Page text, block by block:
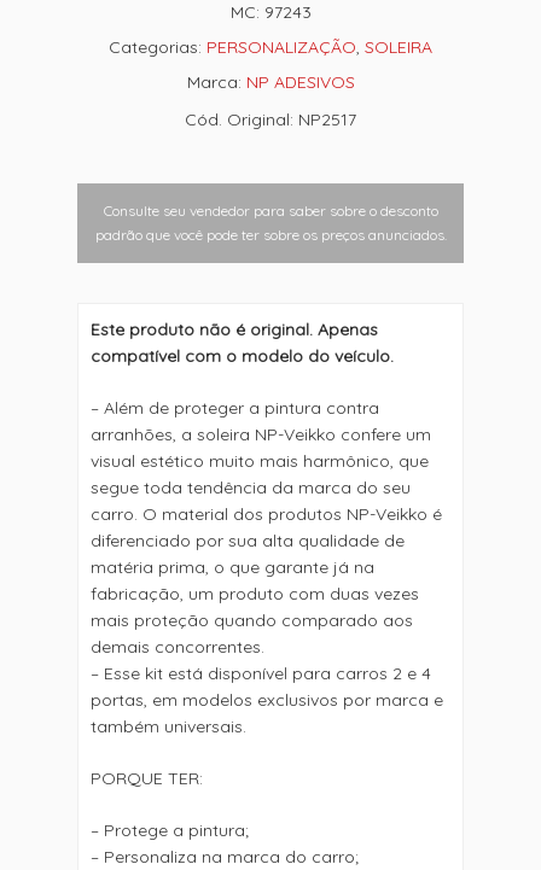
MC: 97243
Categorias: PERSONALIZAÇÃO, SOLEIRA
Marca: NP ADESIVOS
Cód. Original: NP2517
Consulte seu vendedor para saber sobre o desconto
padrão que você pode ter sobre os preços anunciados.
Este produto não é original. Apenas
compatível com o modelo do veículo.
– Além de proteger a pintura contra
arranhões, a soleira NP-Veikko confere um
visual estético muito mais harmônico, que
segue toda tendência da marca do seu
carro. O material dos produtos NP-Veikko é
diferenciado por sua alta qualidade de
matéria prima, o que garante já na
fabricação, um produto com duas vezes
mais proteção quando comparado aos
demais concorrentes.
– Esse kit está disponível para carros 2 e 4
portas, em modelos exclusivos por marca e
também universais.
PORQUE TER:
– Protege a pintura;
– Personaliza na marca do carro;